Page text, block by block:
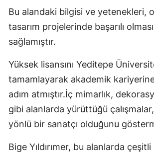
Bu alandaki bilgisi ve yetenekleri,
tasarım projelerinde başarılı
sağlamıştır.
Yüksek lisansını Yeditepe
tamamlayarak akademik
adım atmıştır.İç mimarlık,
gibi alanlarda yürüttüğü
yönlü bir sanatçı olduğunu
Bige Yıldırımer, bu alanlarda